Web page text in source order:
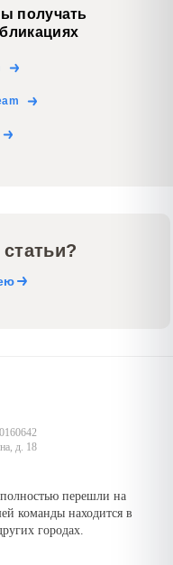
получать
д. 18
перешли на
команды находится в
городах.